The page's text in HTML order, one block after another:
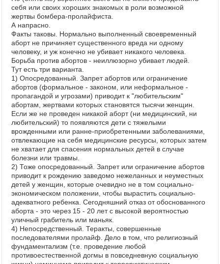
себя или своих хороших знакомых в роли возможной
жертвы бомбера-пролайфиста.
А напрасно.
Факты таковы. Нормально выполненный своевременный
аборт не причиняет существенного вреда ни одному
человеку, и уж конечно не убивает никакого человека.
Борьба против абортов - неиллюзорно убивает людей.
Тут есть три варианта.
1) Опосредованный. Запрет абортов или ограничение
абортов (формальное - законом, или неформальное -
пропагандой и угрозами) приводит к "любительским"
абортам, жертвами которых становятся тысячи женщин.
Если же не проведен никакой аборт (ни медицинский, ни
любительский) то появляются дети с тяжелыми
врожденными или ранне-приобретенными заболеваниями,
отвлекающие на себя медицинские ресурсы, которых затем
не хватает для спасения нормальных детей в случае
болезни или травмы.
2) Тоже опосредованный. Запрет или ограничение абортов
приводит к рождению заведомо нежеланных и неуместных
детей у женщин, которые очевидно не в том социально-
экономическом положении, чтобы вырастить социально-
адекватного ребенка. Сегодняшний отказ от обоснованного
аборта - это через 15 - 20 лет с высокой вероятностью
уличный грабитель или маньяк.
4) Непосредственный. Теракты, совершенные
последователями пролайф. Дело в том, что религиозный
фундаментализм (т.е. проведение любой
противоестественной догмы в повседневную социальную